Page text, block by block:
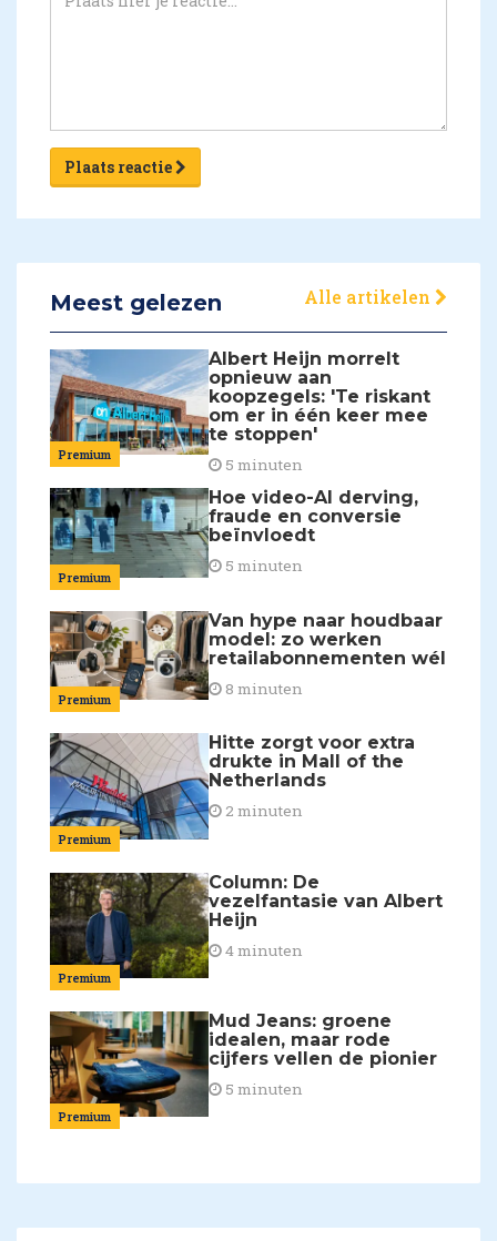
Plaats reactie
Meest gelezen Alle artikelen
Premium
Albert Heijn morrelt
opnieuw aan
koopzegels: 'Te riskant
om er in één keer mee
te stoppen'
5 minuten
Premium
Hoe video-AI derving,
fraude en conversie
beïnvloedt
5 minuten
Premium
Van hype naar houdbaar
model: zo werken
retailabonnementen wél
8 minuten
Premium
Hitte zorgt voor extra
drukte in Mall of the
Netherlands
2 minuten
Premium
Column: De
vezelfantasie van Albert
Heijn
4 minuten
Premium
Mud Jeans: groene
idealen, maar rode
cijfers vellen de pionier
5 minuten